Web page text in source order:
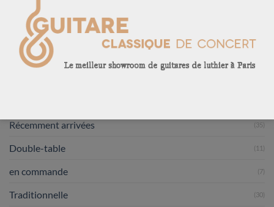
NOS CATÉGORIES DE GUITARE
Récemment arrivées (35)
Double-table (11)
en commande (7)
Traditionnelle (30)